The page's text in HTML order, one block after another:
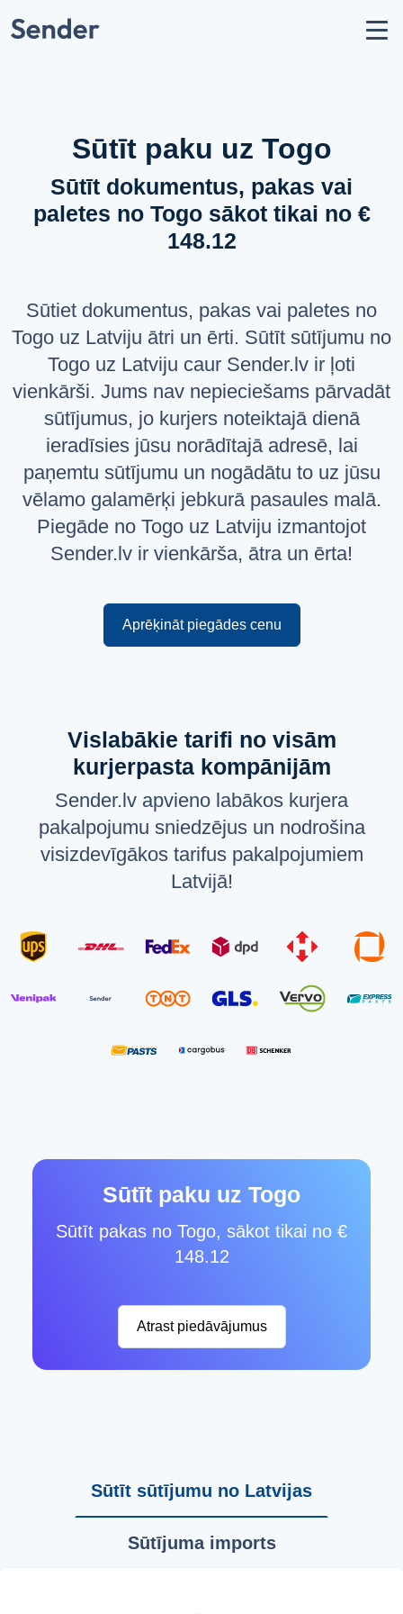
Nosūtīt sūtījumu
Pārvadātāju partneri
Aizliegumi un ierobežojumi
API dokumentācija
Jautājumi un atbildes
VALODA
Latviešu
Русский
English
Sūtīt paku uz Togo
Sūtīt dokumentus, pakas vai
paletes no Togo sākot tikai no €
148.12
Sūtiet dokumentus, pakas vai paletes no
Togo uz Latviju ātri un ērti. Sūtīt sūtījumu no
Togo uz Latviju caur Sender.lv ir ļoti
vienkārši. Jums nav nepieciešams pārvadāt
sūtījumus, jo kurjers noteiktajā dienā
ieradīsies jūsu norādītajā adresē, lai
paņemtu sūtījumu un nogādātu to uz jūsu
vēlamo galamērķi jebkurā pasaules malā.
Piegāde no Togo uz Latviju izmantojot
Sender.lv ir vienkārša, ātra un ērta!
Aprēķināt piegādes cenu
Vislabākie tarifi no visām
kurjerpasta kompānijām
Sender.lv apvieno labākos kurjera
pakalpojumu sniedzējus un nodrošina
visizdevīgākos tarifus pakalpojumiem
Latvijā!
Sūtīt paku uz Togo
Sūtīt pakas no Togo, sākot tikai no €
148.12
Atrast piedāvājumus
Sūtīt sūtījumu no Latvijas
Sūtījuma imports